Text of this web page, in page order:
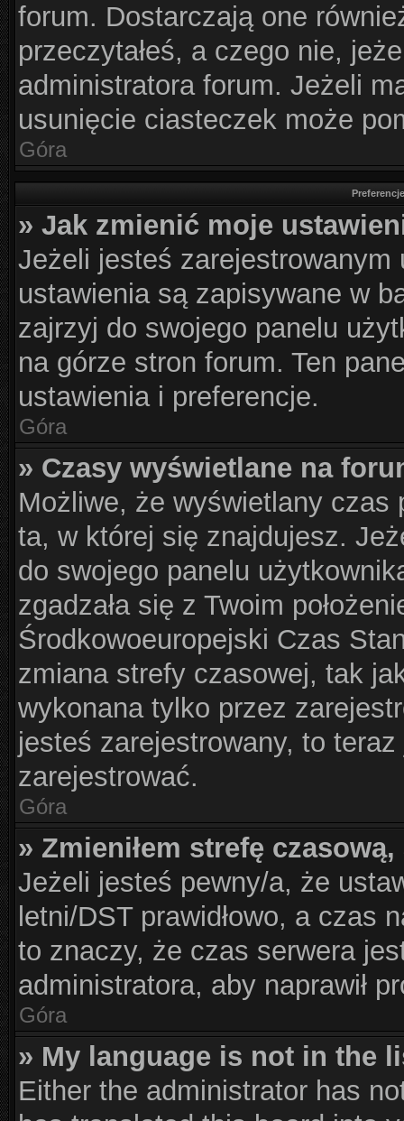
forum. Dostarczają one
przeczytałeś, a czego nie,
administratora forum. Jeżeli
usunięcie ciasteczek może
Góra
» Jak zmienić moje
Jeżeli jesteś
ustawienia są zapisywane w
zajrzyj do swojego panelu
na górze stron forum. Ten
ustawienia i preferencje.
Góra
» Czasy wyświetlane na
Możliwe, że wyświetlany
ta, w której się znajdujesz.
do swojego panelu
zgadzała się z Twoim
Środkowoeuropejski Czas
zmiana strefy czasowej, tak
wykonana tylko przez
jesteś zarejestrowany, to
zarejestrować.
Góra
» Zmieniłem strefę
Jeżeli jesteś pewny/a, że
letni/DST prawidłowo, a czas
to znaczy, że czas serwera
administratora, aby naprawił
Góra
» My language is not in the
Either the administrator has